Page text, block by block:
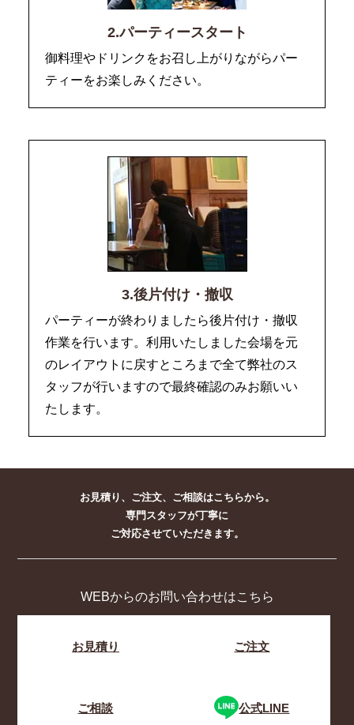
2.パーティースタート
御料理やドリンクをお召し上がりながらパー
ティーをお楽しみください。
3.後片付け・撤収
パーティーが終わりましたら後片付け・撤収
作業を行います。利用いたしました会場を元
のレイアウトに戻すところまで全て弊社のス
タッフが行いますので最終確認のみお願いい
たします。
お見積り、ご注文、ご相談はこちらから。
専門スタッフが丁寧に
ご対応させていただきます。
WEBからのお問い合わせはこちら
お見積り ご注文
ご相談 公式LINE